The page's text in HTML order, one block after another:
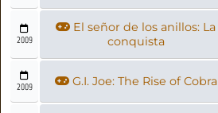
2009
El señor de los anillos: La
conquista
2009 G.I. Joe: The Rise of Cobra